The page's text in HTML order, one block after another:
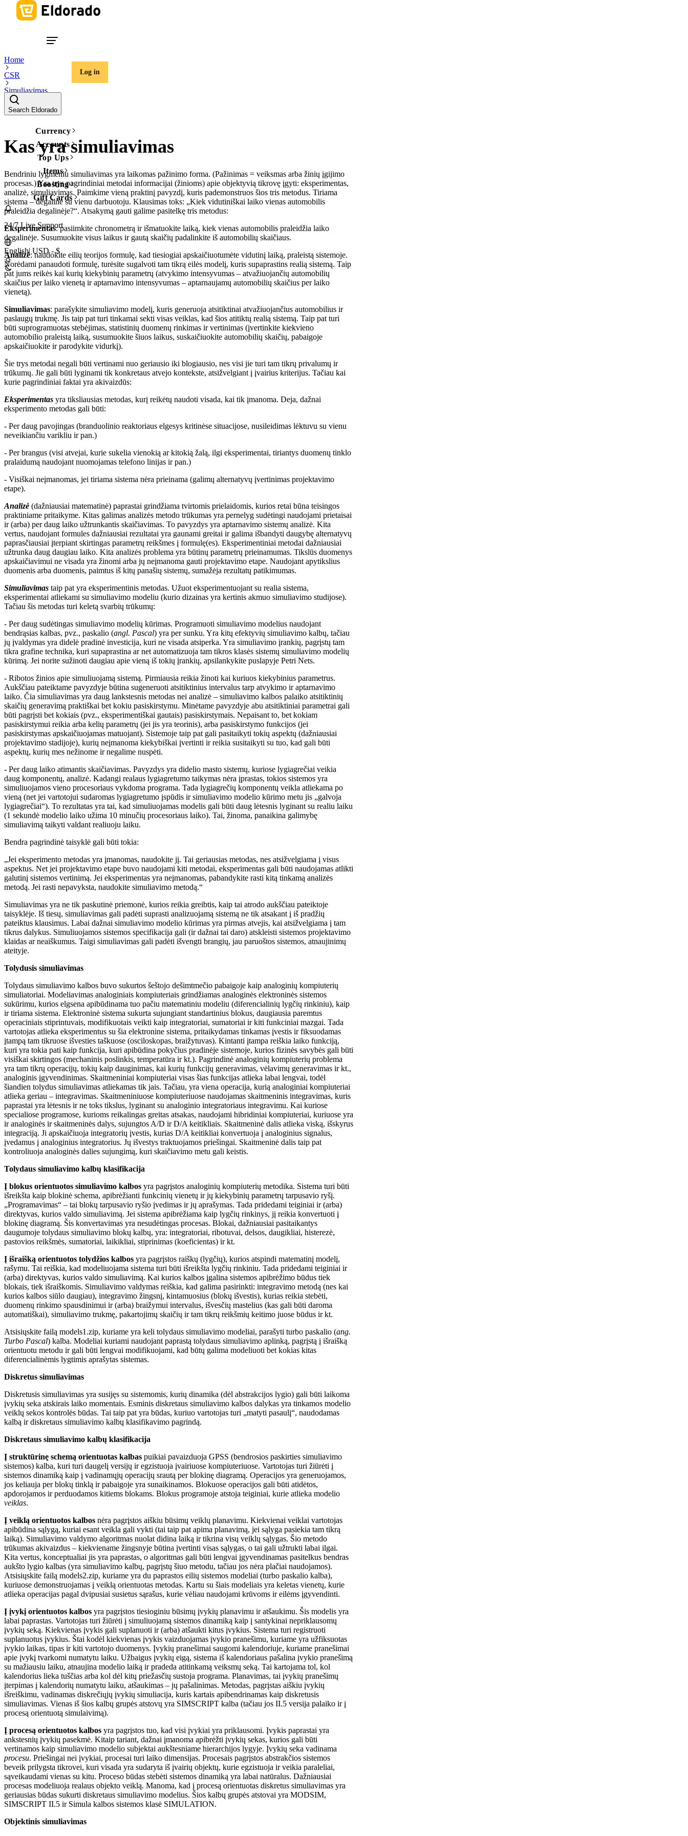
Log in
Search Eldorado
Currency
Accounts
Top Ups
Items
Boosting
Gift Cards
24/7 Live Support
English| USD - $
Home
CSR
Simuliavimas
Kas yra simuliavimas
Bendriniu lygmeniu simuliavimas yra laikomas pažinimo forma. (Pažinimas = veiksmas arba žinių įgijimo
procesas.) Yra trys pagrindiniai metodai informacijai (žinioms) apie objektyvią tikrovę įgyti: eksperimentas,
analizė, simuliavimas. Paimkime vieną praktinį pavyzdį, kuris pademonstruos šios tris metodus. Tiriama
sistema – degalinė su vienu darbuotoju. Klausimas toks: „Kiek vidutiniškai laiko vienas automobilis
praleidžia degalinėje?“. Atsakymą gauti galime pasitelkę tris metodus:
Eksperimentas: pasiimkite chronometrą ir išmatuokite laiką, kiek vienas automobilis praleidžia laiko
degalinėje. Susumuokite visus laikus ir gautą skaičių padalinkite iš automobilių skaičiaus.
Analizė: naudokite eilių teorijos formulę, kad tiesiogiai apskaičiuotumėte vidutinį laiką, praleistą sistemoje.
Norėdami panaudoti formulę, turėsite sugalvoti tam tikrą eilės modelį, kuris supaprastins realią sistemą. Taip
pat jums reikės kai kurių kiekybinių parametrų (atvykimo intensyvumas – atvažiuojančių automobilių
skaičius per laiko vienetą ir aptarnavimo intensyvumas – aptarnaujamų automobilių skaičius per laiko
vienetą).
Simuliavimas: parašykite simuliavimo modelį, kuris generuoja atsitiktinai atvažiuojančius automobilius ir
paslaugų trukmę. Jis taip pat turi tinkamai sekti visas veiklas, kad šios atitiktų realią sistemą. Taip pat turi
būti suprogramuotas stebėjimas, statistinių duomenų rinkimas ir vertinimas (įvertinkite kiekvieno
automobilio praleistą laiką, susumuokite šiuos laikus, suskaičiuokite automobilių skaičių, pabaigoje
apskaičiuokite ir parodykite vidurkį).
Šie trys metodai negali būti vertinami nuo geriausio iki blogiausio, nes visi jie turi tam tikrų privalumų ir
trūkumų. Jie gali būti lyginami tik konkretaus atvejo kontekste, atsižvelgiant į įvairius kriterijus. Tačiau kai
kurie pagrindiniai faktai yra akivaizdūs:
Eksperimentas yra tiksliausias metodas, kurį reikėtų naudoti visada, kai tik įmanoma. Deja, dažnai
eksperimento metodas gali būti:
- Per daug pavojingas (branduolinio reaktoriaus elgesys kritinėse situacijose, nusileidimas lėktuvu su vienu
neveikiančiu varikliu ir pan.)
- Per brangus (visi atvejai, kurie sukelia vienokią ar kitokią žalą, ilgi eksperimentai, tiriantys duomenų tinklo
pralaidumą naudojant nuomojamas telefono linijas ir pan.)
- Visiškai neįmanomas, jei tiriama sistema nėra prieinama (galimų alternatyvų įvertinimas projektavimo
etape).
Analizė (dažniausiai matematinė) paprastai grindžiama tvirtomis prielaidomis, kurios retai būna teisingos
praktiniame pritaikyme. Kitas galimas analizės metodo trūkumas yra pernelyg sudėtingi naudojami prietaisai
ir (arba) per daug laiko užtrunkantis skaičiavimas. To pavyzdys yra aptarnavimo sistemų analizė. Kita
vertus, naudojant formules dažniausiai rezultatai yra gaunami greitai ir galima išbandyti daugybę alternatyvų
paprasčiausiai įterpiant skirtingas parametrų reikšmes į formulę(es). Eksperimentiniai metodai dažniausiai
užtrunka daug daugiau laiko. Kita analizės problema yra būtinų parametrų prieinamumas. Tikslūs duomenys
apskaičiavimui ne visada yra žinomi arba jų neįmanoma gauti projektavimo etape. Naudojant apytikslius
duomenis arba duomenis, paimtus iš kitų panašių sistemų, sumažėja rezultatų patikimumas.
Simuliavimas taip pat yra eksperimentinis metodas. Užuot eksperimentuojant su realia sistema,
eksperimentai atliekami su simuliavimo modeliu (kurio dizainas yra kertinis akmuo simuliavimo studijose).
Tačiau šis metodas turi keletą svarbių trūkumų:
- Per daug sudėtingas simuliavimo modelių kūrimas. Programuoti simuliavimo modelius naudojant
bendrąsias kalbas, pvz., paskalio (angl. Pascal) yra per sunku. Yra kitų efektyvių simuliavimo kalbų, tačiau
jų įvaldymas yra didelė pradinė investicija, kuri ne visada atsiperka. Yra simuliavimo įrankių, pagrįstų tam
tikra grafine technika, kuri supaprastina ar net automatizuoja tam tikros klasės sistemų simuliavimo modelių
kūrimą. Jei norite sužinoti daugiau apie vieną iš tokių įrankių, apsilankykite puslapyje Petri Nets.
- Ribotos žinios apie simuliuojamą sistemą. Pirmiausia reikia žinoti kai kuriuos kiekybinius parametrus.
Aukščiau pateiktame pavyzdyje būtina sugeneruoti atsitiktinius intervalus tarp atvykimo ir aptarnavimo
laiko. Čia simuliavimas yra daug lankstesnis metodas nei analizė – simuliavimo kalbos palaiko atsitiktinių
skaičių generavimą praktiškai bet kokiu pasiskirstymu. Minėtame pavyzdyje abu atsitiktiniai parametrai gali
būti pagrįsti bet kokiais (pvz., eksperimentiškai gautais) pasiskirstymais. Nepaisant to, bet kokiam
pasiskirstymui reikia arba kelių parametrų (jei jis yra teorinis), arba pasiskirstymo funkcijos (jei
pasiskirstymas apskaičiuojamas matuojant). Sistemoje taip pat gali pasitaikyti tokių aspektų (dažniausiai
projektavimo stadijoje), kurių neįmanoma kiekybiškai įvertinti ir reikia susitaikyti su tuo, kad gali būti
aspektų, kurių mes nežinome ir negalime nuspėti.
- Per daug laiko atimantis skaičiavimas. Pavyzdys yra didelio masto sistemų, kuriose lygiagrečiai veikia
daug komponentų, analizė. Kadangi realaus lygiagretumo taikymas nėra įprastas, tokios sistemos yra
simuliuojamos vieno procesoriaus vykdoma programa. Tada lygiagrečių komponentų veikla atliekama po
vieną (net jei vartotojui sudaromas lygiagretumo įspūdis ir simuliavimo modelio kūrimo metu jis „galvoja
lygiagrečiai“). To rezultatas yra tai, kad simuliuojamas modelis gali būti daug lėtesnis lyginant su realiu laiku
(1 sekundė modelio laiko užima 10 minučių procesoriaus laiko). Tai, žinoma, panaikina galimybę
simuliavimą taikyti valdant realiuoju laiku.
Bendra pagrindinė taisyklė gali būti tokia:
„Jei eksperimento metodas yra įmanomas, naudokite jį. Tai geriausias metodas, nes atsižvelgiama į visus
aspektus. Net jei projektavimo etape buvo naudojami kiti metodai, eksperimentas gali būti naudojamas atlikti
galutinį sistemos vertinimą. Jei eksperimentas yra neįmanomas, pabandykite rasti kitą tinkamą analizės
metodą. Jei rasti nepavyksta, naudokite simuliavimo metodą.“
Simuliavimas yra ne tik paskutinė priemonė, kurios reikia greibtis, kaip tai atrodo aukščiau pateiktoje
taisyklėje. Iš tiesų, simuliavimas gali padėti suprasti analizuojamą sistemą ne tik atsakant į iš pradžių
pateiktus klausimus. Labai dažnai simuliavimo modelio kūrimas yra pirmas atvejis, kai atsižvelgiama į tam
tikrus dalykus. Simuliuojamos sistemos specifikacija gali (ir dažnai tai daro) atskleisti sistemos projektavimo
klaidas ar neaiškumus. Taigi simuliavimas gali padėti išvengti brangių, jau paruoštos sistemos, atnaujinimų
ateityje.
Tolydusis simuliavimas
Tolydaus simuliavimo kalbos buvo sukurtos šeštojo dešimtmečio pabaigoje kaip analoginių kompiuterių
simuliatoriai. Modeliavimas analoginiais kompiuteriais grindžiamas analoginės elektroninės sistemos
sukūrimu, kurios elgsena apibūdinama tuo pačiu matematiniu modeliu (diferencialinių lygčių rinkiniu), kaip
ir tiriama sistema. Elektroninė sistema sukurta sujungiant standartinius blokus, daugiausia paremtus
operaciniais stiprintuvais, modifikuotais veikti kaip integratoriai, sumatoriai ir kiti funkciniai mazgai. Tada
vartotojas atlieka eksperimentus su šia elektronine sistema, pritaikydamas tinkamas įvestis ir fiksuodamas
įtampą tam tikruose išvesties taškuose (osciloskopas, braižytuvas). Kintanti įtampa reiškia laiko funkciją,
kuri yra tokia pati kaip funkcija, kuri apibūdina pokyčius pradinėje sistemoje, kurios fizinės savybės gali būti
visiškai skirtingos (mechaninis poslinkis, temperatūra ir kt.). Pagrindinė analoginių kompiuterių problema
yra tam tikrų operacijų, tokių kaip dauginimas, kai kurių funkcijų generavimas, vėlavimų generavimas ir kt.,
analoginis įgyvendinimas. Skaitmeniniai kompiuteriai visas šias funkcijas atlieka labai lengvai, todėl
šiandien tolydus simuliavimas atliekamas tik jais. Tačiau, yra viena operacija, kurią analoginiai kompiuteriai
atlieka geriau – integravimas. Skaitmeniniuose kompiuteriuose naudojamas skaitmeninis integravimas, kuris
paprastai yra lėtesnis ir ne toks tikslus, lyginant su analoginio integratoriaus integravimu. Kai kuriose
specialiose programose, kurioms reikalingas greitas atsakas, naudojami hibridiniai kompiuteriai, kuriuose yra
ir analoginės ir skaitmeninės dalys, sujungtos A/D ir D/A keitikliais. Skaitmeninė dalis atlieka viską, išskyrus
integraciją. Ji apskaičiuoja integratorių įvestis, kurias D/A keitikliai konvertuoja į analoginius signalus,
įvedamus į analoginius integratorius. Jų išvestys traktuojamos priešingai. Skaitmeninė dalis taip pat
kontroliuoja analoginės dalies sujungimą, kuri skaičiavimo metu gali keistis.
Tolydaus simuliavimo kalbų klasifikacija
Į blokus orientuotos simuliavimo kalbos yra pagrįstos analoginių kompiuterių metodika. Sistema turi būti
išreikšta kaip blokinė schema, apibrėžianti funkcinių vienetų ir jų kiekybinių parametrų tarpusavio ryšį.
„Programavimas“ – tai blokų tarpusavio ryšio įvedimas ir jų aprašymas. Tada pridedami teiginiai ir (arba)
direktyvas, kurios valdo simuliavimą. Jei sistema apibrėžiama kaip lygčių rinkinys, jį reikia konvertuoti į
blokinę diagramą. Šis konvertavimas yra nesudėtingas procesas. Blokai, dažniausiai pasitaikantys
daugumoje tolydaus simuliavimo blokų kalbų, yra: integratoriai, ribotuvai, delsos, daugikliai, histerezė,
pastovios reikšmės, sumatoriai, laikikliai, stiprinimas (koeficientas) ir kt.
Į išraišką orientuotos tolydžios kalbos yra pagrįstos raiškų (lygčių), kurios atspindi matematinį modelį,
rašymu. Tai reiškia, kad modeliuojama sistema turi būti išreikšta lygčių rinkiniu. Tada pridedami teiginiai ir
(arba) direktyvas, kurios valdo simuliavimą. Kai kurios kalbos įgalina sistemos apibrėžimo būdus tiek
blokais, tiek išraiškomis. Simuliavimo valdymas reiškia, kad galima pasirinkti: integravimo metodą (nes kai
kurios kalbos siūlo daugiau), integravimo žingsnį, kintamuosius (blokų išvestis), kurias reikia stebėti,
duomenų rinkimo spausdinimui ir (arba) braižymui intervalus, išvesčių mastelius (kas gali būti daroma
automatiškai), simuliavimo trukmę, pakartojimų skaičių ir tam tikrų reikšmių keitimo juose būdus ir kt.
Atsisiųskite failą models1.zip, kuriame yra keli tolydaus simuliavimo modeliai, parašyti turbo paskalio (ang.
Turbo Pascal) kalba. Modeliai kuriami naudojant paprastą tolydaus simuliavimo aplinką, pagrįstą į išraišką
orientuotu metodu ir gali būti lengvai modifikuojami, kad būtų galima modeliuoti bet kokias kitas
diferencialinėmis lygtimis aprašytas sistemas.
Diskretus simuliavimas
Diskretusis simuliavimas yra susijęs su sistemomis, kurių dinamika (dėl abstrakcijos lygio) gali būti laikoma
įvykių seka atskirais laiko momentais. Esminis diskretaus simuliavimo kalbos dalykas yra tinkamos modelio
veiklų sekos kontrolės būdas. Tai taip pat yra būdas, kuriuo vartotojas turi „matyti pasaulį“, naudodamas
kalbą ir diskretaus simuliavimo kalbų klasifikavimo pagrindą.
Diskretaus simuliavimo kalbų klasifikacija
Į struktūrinę schemą orientuotas kalbas puikiai pavaizduoja GPSS (bendrosios paskirties simuliavimo
sistemos) kalba, kuri turi daugelį versijų ir egzistuoja įvairiuose kompiuteriuose. Vartotojas turi žiūrėti į
sistemos dinamiką kaip į vadinamųjų operacijų srautą per blokinę diagramą. Operacijos yra generuojamos,
jos keliauja per blokų tinklą ir pabaigoje yra sunaikinamos. Blokuose operacijos gali būti atidėtos,
apdorojamos ir perduodamos kitiems blokams. Blokus programoje atstoja teiginiai, kurie atlieka modelio
veiklas.
Į veiklą orientuotos kalbos nėra pagrįstos aiškiu būsimų veiklų planavimu. Kiekvienai veiklai vartotojas
apibūdina sąlygą, kuriai esant veikla gali vykti (tai taip pat apima planavimą, jei sąlyga pasiekia tam tikrą
laiką). Simuliavimo valdymo algoritmas nuolat didina laiką ir tikrina visų veiklų sąlygas. Šio metodo
trūkumas akivaizdus – kiekviename žingsnyje būtina įvertinti visas sąlygas, o tai gali užtrukti labai ilgai.
Kita vertus, konceptualiai jis yra paprastas, o algoritmas gali būti lengvai įgyvendinamas pasitelkus bendras
aukšto lygio kalbas (yra simuliavimo kalbų, pagrįstų šiuo metodu, tačiau jos nėra plačiai naudojamos).
Atsisiųskite failą models2.zip, kuriame yra du paprastos eilių sistemos modeliai (turbo paskalio kalba),
kuriuose demonstruojamas į veiklą orientuotas metodas. Kartu su šiais modeliais yra keletas vienetų, kurie
atlieka operacijas pagal dvipusiai susietus sąrašus, kurie vėliau naudojami krūvoms ir eilėms įgyvendinti.
Į įvykį orientuotos kalbos yra pagrįstos tiesioginiu būsimų įvykių planavimu ir atšaukimu. Šis modelis yra
labai paprastas. Vartotojas turi žiūrėti į simuliuojamą sistemos dinamiką kaip į santykinai nepriklausomų
įvykių seką. Kiekvienas įvykis gali suplanuoti ir (arba) atšaukti kitus įvykius. Sistema turi registruoti
suplanuotus įvykius. Štai kodėl kiekvienas įvykis vaizduojamas įvykio pranešimu, kuriame yra užfiksuotas
įvykio laikas, tipas ir kiti vartotojo duomenys. Įvykių pranešimai saugomi kalendoriuje, kuriame pranešimai
apie įvykį tvarkomi numatytu laiku. Užbaigus įvykių eigą, sistema iš kalendoriaus pašalina įvykio pranešimą
su mažiausiu laiku, atnaujina modelio laiką ir pradeda atitinkamą veiksmų seką. Tai kartojama tol, kol
kalendorius lieka tuščias arba kol dėl kitų priežasčių sustoja programa. Planavimas, tai įvykių pranešimų
įterpimas į kalendorių numatytu laiku, atšaukimas – jų pašalinimas. Metodas, pagrįstas aiškiu įvykių
išreiškimu, vadinamas diskrečiųjų įvykių simuliacija, kuris kartais apibendrinamas kaip diskretusis
simuliavimas. Vienas iš šios kalbų grupės atstovų yra SIMSCRIPT kalba (tačiau jos II.5 versija palaiko ir į
procesą orientuotą simulaivimą).
Į procesą orientuotos kalbos yra pagrįstos tuo, kad visi įvykiai yra priklausomi. Įvykis paprastai yra
ankstesnių įvykių pasekmė. Kitaip tariant, dažnai įmanoma apibrėžti įvykių sekas, kurios gali būti
vertinamos kaip simuliavimo modelio subjektai aukštesniame hierarchijos lygyje. Įvykių seka vadinama
procesu. Priešingai nei įvykiai, procesai turi laiko dimensijas. Procesais pagrįstos abstrakčios sistemos
beveik prilygsta tikrovei, kuri visada yra sudaryta iš įvairių objektų, kurie egzistuoja ir veikia paraleliai,
sąveikaudami vienas su kitu. Proceso būdas stebėti sistemos dinamiką yra labai natūralus. Dažniausiai
procesas modeliuoja realaus objekto veiklą. Manoma, kad į procesą orientuotas diskretus simuliavimas yra
geriausias būdas sukurti diskretaus simuliavimo modelius. Šios kalbų grupės atstovai yra MODSIM,
SIMSCRIPT II.5 ir Simula kalbos sistemos klasė SIMULATION.
Objektinis simuliavimas